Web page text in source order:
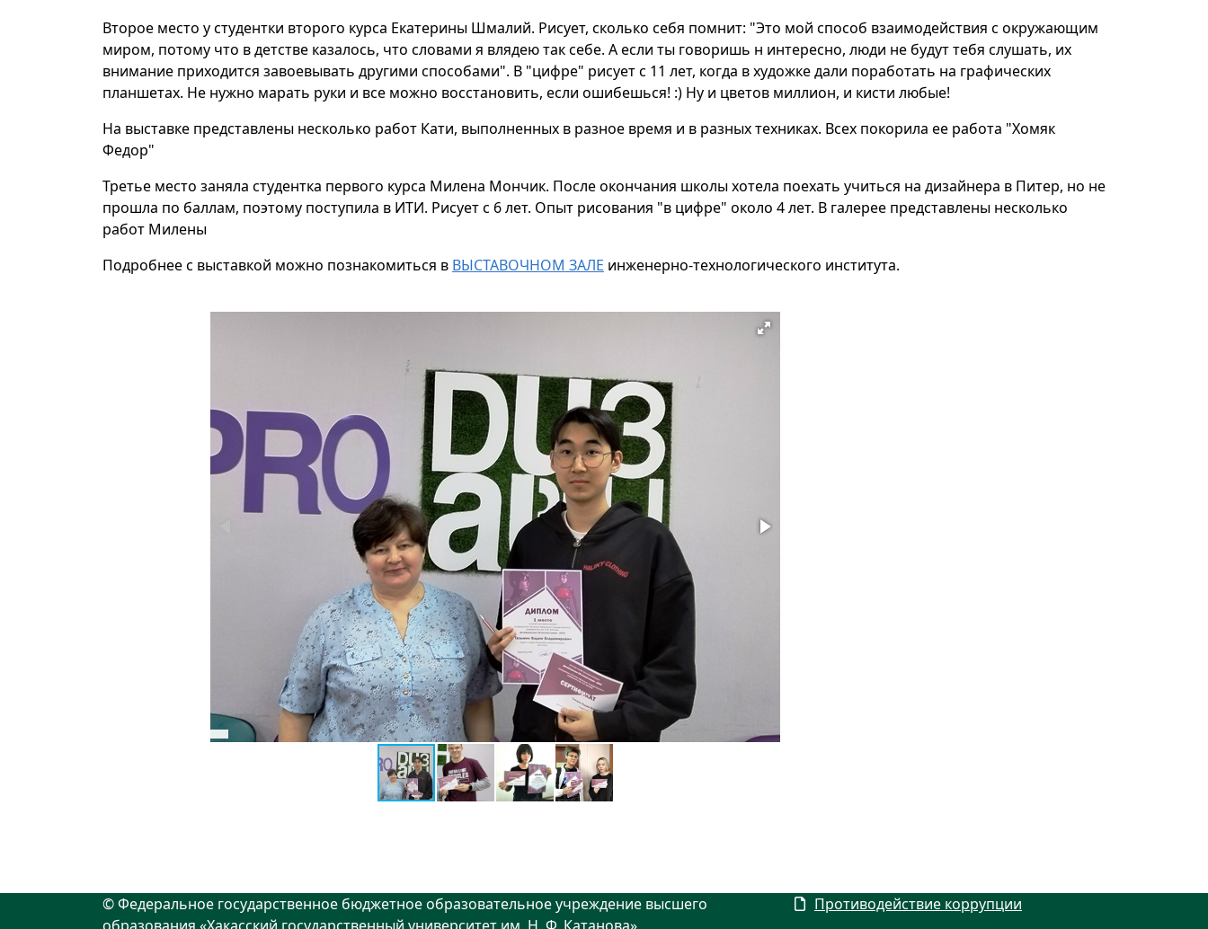
Второе место у студентки второго курса Екатерины Шмалий. Рисует, сколько себя помнит: "Это мой способ взаимодействия с окружающим
миром, потому что в детстве казалось, что словами я влядею так себе. А если ты говоришь н интересно, люди не будут тебя слушать, их
внимание приходится завоевывать другими способами". В "цифре" рисует с 11 лет, когда в художке дали поработать на графических
планшетах. Не нужно марать руки и все можно восстановить, если ошибешься! :) Ну и цветов миллион, и кисти любые!
На выставке представлены несколько работ Кати, выполненных в разное время и в разных техниках. Всех покорила ее работа "Хомяк
Федор"
Третье место заняла студентка первого курса Милена Мончик. После окончания школы хотела поехать учиться на дизайнера в Питер, но не
прошла по баллам, поэтому поступила в ИТИ. Рисует с 6 лет. Опыт рисования "в цифре" около 4 лет. В галерее представлены несколько
работ Милены
Подробнее с выставкой можно познакомиться в ВЫСТАВОЧНОМ ЗАЛЕ инженерно-технологического института.
© Федеральное государственное бюджетное образовательное учреждение высшего
образования «Хакасский государственный университет им. Н. Ф. Катанова»
Противодействие коррупции